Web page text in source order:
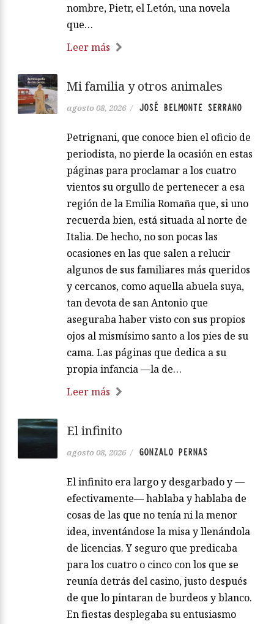
nombre, Pietr, el Letón, una novela
que…
Leer más
Mi familia y otros animales
agosto 08, 2026 / JOSÉ BELMONTE SERRANO
Petrignani, que conoce bien el oficio de
periodista, no pierde la ocasión en estas
páginas para proclamar a los cuatro
vientos su orgullo de pertenecer a esa
región de la Emilia Romaña que, si uno
recuerda bien, está situada al norte de
Italia. De hecho, no son pocas las
ocasiones en las que salen a relucir
algunos de sus familiares más queridos
y cercanos, como aquella abuela suya,
tan devota de san Antonio que
aseguraba haber visto con sus propios
ojos al mismísimo santo a los pies de su
cama. Las páginas que dedica a su
propia infancia —la de…
Leer más
El infinito
agosto 08, 2026 / GONZALO PERNAS
El infinito era largo y desgarbado y —
efectivamente— hablaba y hablaba de
cosas de las que no tenía ni la menor
idea, inventándose la misa y llenándola
de licencias. Y seguro que predicaba
para los cuatro o cinco con los que se
reunía detrás del casino, justo después
de que lo pintaran de burdeos y blanco.
En fiestas desplegaba su entusiasmo